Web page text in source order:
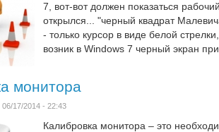
7, вот-вот должен показаться
открылся... "черный квадрат
- только курсор в виде белой
возник в Windows 7 черный экран
монитора
17/2014 - 22:43
Калибровка монитора – это